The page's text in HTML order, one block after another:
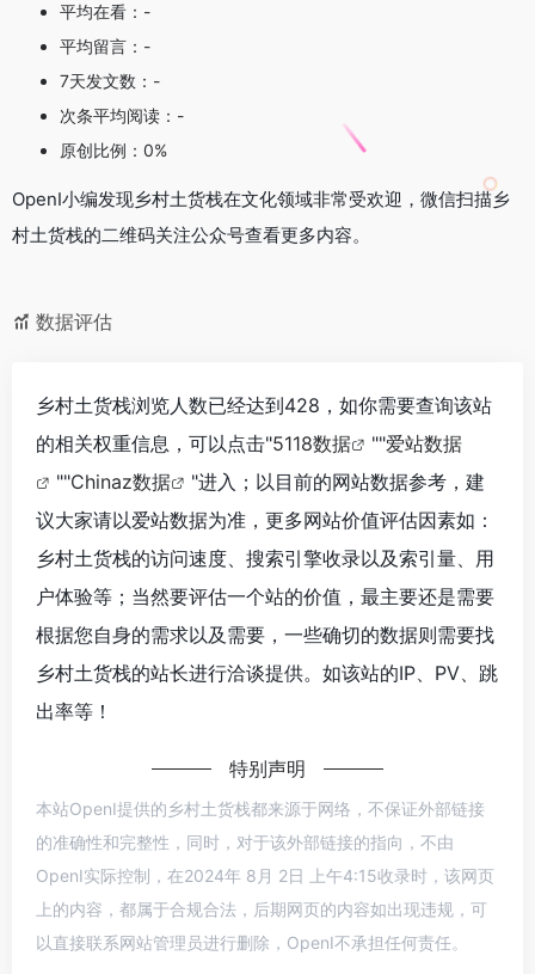
平均在看：-
平均留言：-
7天发文数：-
次条平均阅读：-
原创比例：0%
OpenI小编发现乡村土货栈在文化领域非常受欢迎，微信扫描乡
村土货栈的二维码关注公众号查看更多内容。
数据评估
乡村土货栈浏览人数已经达到428，如你需要查询该站
的相关权重信息，可以点击"5118数据 ""爱站数据
""Chinaz数据
"进入；以目前的网站数据参考，建
议大家请以爱站数据为准，更多网站价值评估因素如：
乡村土货栈的访问速度、搜索引擎收录以及索引量、用
户体验等；当然要评估一个站的价值，最主要还是需要
根据您自身的需求以及需要，一些确切的数据则需要找
乡村土货栈的站长进行洽谈提供。如该站的IP、PV、跳
出率等！
特别声明
本站OpenI提供的乡村土货栈都来源于网络，不保证外部链接
的准确性和完整性，同时，对于该外部链接的指向，不由
OpenI实际控制，在2024年 8月 2日 上午4:15收录时，该网页
上的内容，都属于合规合法，后期网页的内容如出现违规，可
以直接联系网站管理员进行删除，OpenI不承担任何责任。